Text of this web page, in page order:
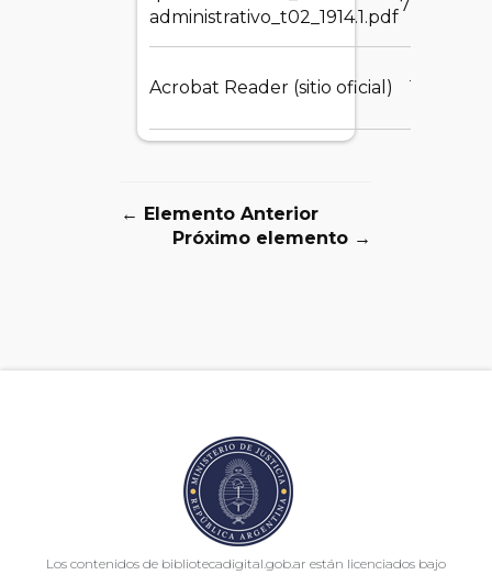
administrativo_t02_1914.1.pdf
78.20 MB
Acrobat Reader (sitio oficial) 1.55 MB
← Elemento Anterior
Próximo elemento →
Los contenidos de bibliotecadigital.gob.ar están licenciados bajo